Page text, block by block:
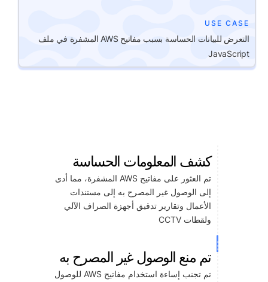
USE CASE
التعرض للبيانات الحساسة بسبب مفاتيح AWS المشفرة في ملف
JavaScript
كشف المعلومات الحساسة
تم العثور على مفاتيح AWS المشفرة، مما أدى
إلى الوصول غير المصرح به إلى مستندات
الأعمال وتقارير تدقيق أجهزة الصراف الآلي
ولقطات CCTV
تم منع الوصول غير المصرح به
تم تجنب إساءة استخدام مفاتيح AWS للوصول